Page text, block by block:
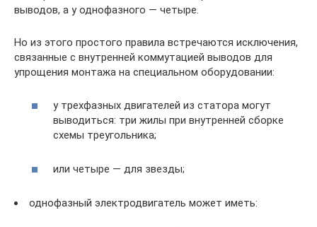
выводов, а у однофазного — четыре.
Но из этого простого правила встречаются исключения,
связанные с внутренней коммутацией выводов для
упрощения монтажа на специальном оборудовании:
у трехфазных двигателей из статора могут
выводиться: три жилы при внутренней сборке
схемы треугольника;
или четыре — для звезды;
однофазный электродвигатель может иметь: